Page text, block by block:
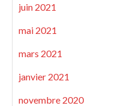
juin 2021
mai 2021
mars 2021
janvier 2021
novembre 2020